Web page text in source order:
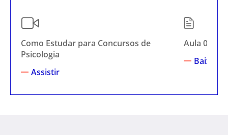
Como Estudar para Concursos de
Psicologia
Assistir
Aula 00
Baixar